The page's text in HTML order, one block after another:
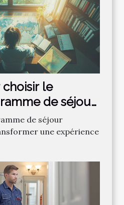
le
de séjour
de séjour
une expérience